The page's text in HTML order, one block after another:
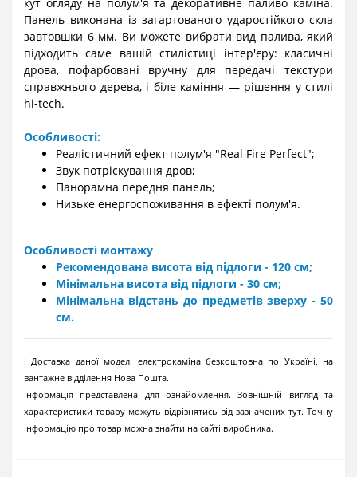
Панель виконана із загартованого ударостійкого скла
завтовшки 6 мм. Ви можете вибрати вид палива, який
підходить саме вашій стилістиці інтер'єру: класичні
дрова, пофарбовані вручну для передачі текстури
справжнього дерева, і біле каміння — рішення у стилі
hi-tech.
Особливості:
Реалістичний ефект полум'я "Real Fire Perfect";
Звук потріскування дров;
Панорамна передня панель;
Низьке енергоспоживання в ефекті полум'я.
Особливості монтажу
Рекомендована висота від підлоги - 120 см;
Мінімальна висота від підлоги - 30 см;
Мінімальна відстань до предметів зверху - 50
см.
! Доставка даної моделі електрокаміна безкоштовна по Україні, на
вантажне відділення Нова Пошта.
Інформація представлена для ознайомлення. Зовнішній вигляд та
характеристики товару можуть відрізнятись від зазначених тут. Точну
інформацію про товар можна знайти на сайті виробника.